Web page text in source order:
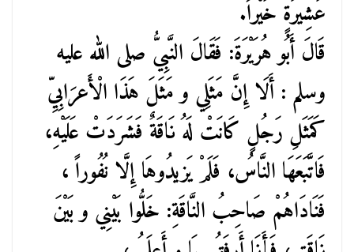
عَشِيرَةٍ خَيْراً.
قَالَ أَبُو هُرَيْرَةَ: فَقَالَ النَّبِيُّ صلى الله عليه
وسلم : أَلَا إِنَّ مَثَلِي و مَثَلَ هَذَا الْأَعرَابِيِّ
كَمَثَلِ رَجُلٍ كَانَتْ لَهُ نَاقَةٌ فَشَرَدَتْ عَلَيْهِ،
فَاتَّبَعَهَا النَّاسُ، فَلَمْ يَزيدُوهَا إِلَّا نُفُوراً ،
فَنَادَاهُمْ صَاحِبُ النَّاقَةِ: خَلُّوا بَيْنِي و بَيْنَ